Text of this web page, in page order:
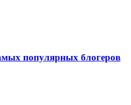
популярных блогеров